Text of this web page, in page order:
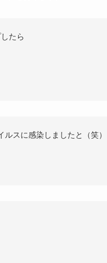
たら
スに感染しましたと（笑）